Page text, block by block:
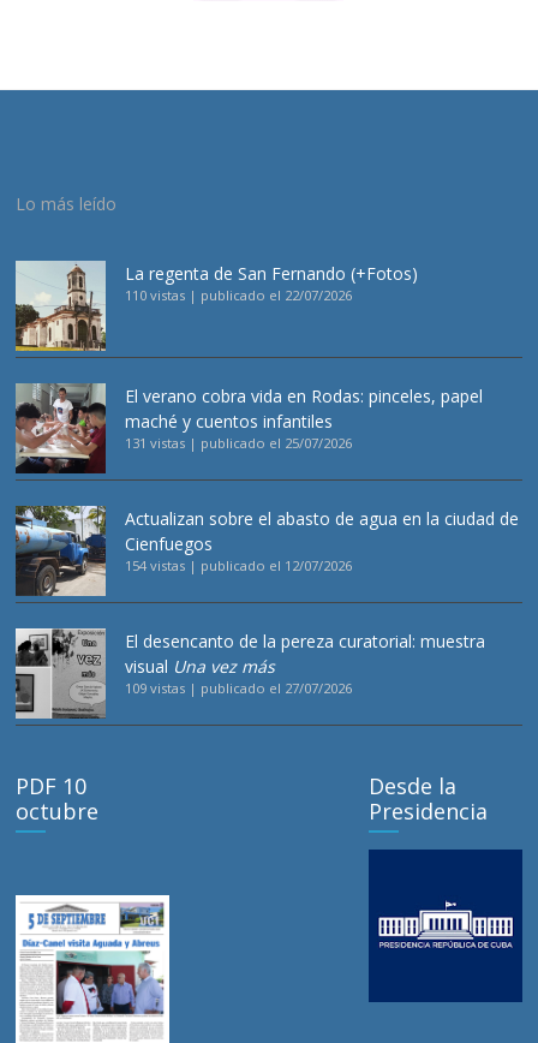
Lo más leído
La regenta de San Fernando (+Fotos)
110 vistas | publicado el 22/07/2026
El verano cobra vida en Rodas: pinceles, papel
maché y cuentos infantiles
131 vistas | publicado el 25/07/2026
Actualizan sobre el abasto de agua en la ciudad de
Cienfuegos
154 vistas | publicado el 12/07/2026
El desencanto de la pereza curatorial: muestra
visual Una vez más
109 vistas | publicado el 27/07/2026
PDF 10
octubre
Desde la
Presidencia